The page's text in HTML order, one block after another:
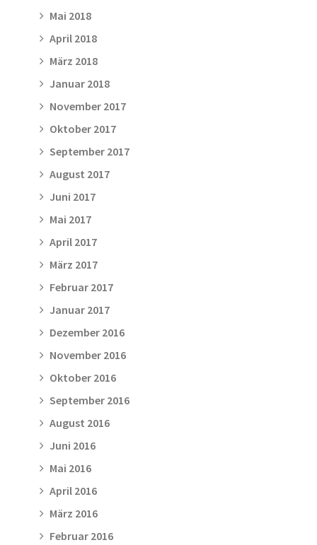
Mai 2018
April 2018
März 2018
Januar 2018
November 2017
Oktober 2017
September 2017
August 2017
Juni 2017
Mai 2017
April 2017
März 2017
Februar 2017
Januar 2017
Dezember 2016
November 2016
Oktober 2016
September 2016
August 2016
Juni 2016
Mai 2016
April 2016
März 2016
Februar 2016